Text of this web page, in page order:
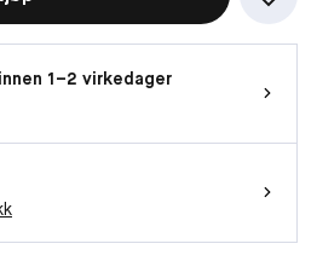
1–2 virkedager